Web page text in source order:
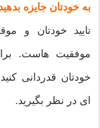
به خودتان جایزه
تایید خودتان و
موفقیت هاست.
خودتان قدردانی
ای در نظر بگیرید.